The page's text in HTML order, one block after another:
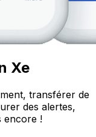
Xe
transférer de
des alertes,
encore !